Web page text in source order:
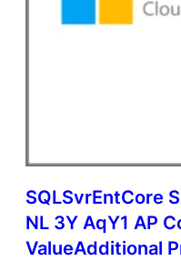
SQLSvrEntCore
NL 3Y AqY1 AP
ValueAdditional